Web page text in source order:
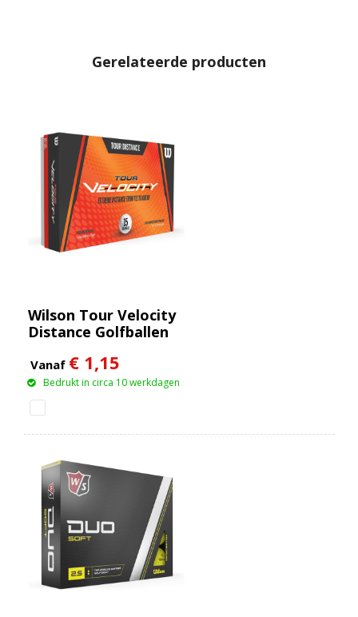
Gerelateerde producten
Wilson Tour Velocity
Distance Golfballen
Vanaf € 1,15
Bedrukt in circa 10 werkdagen